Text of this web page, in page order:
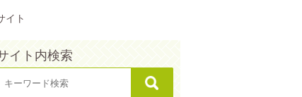
イト
イト内検索